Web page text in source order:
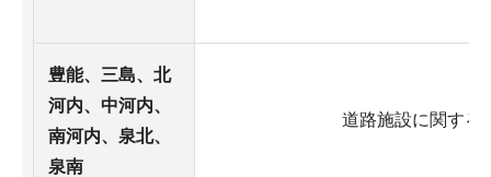
豊能、三島、北
河内、中河内、
南河内、泉北、
泉南
道路施設に関する